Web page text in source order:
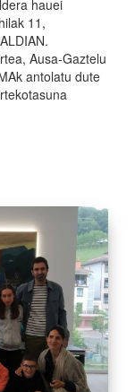
hauei
11,
Ausa-Gaztelu
antolatu dute